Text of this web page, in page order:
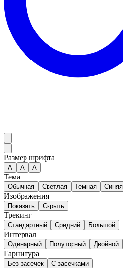
Размер шрифта
А A A
Тема
Обычная Светлая Темная Синяя
Изображения
Показать Скрыть
Трекинг
Стандартный Средний Большой
Интервал
Одинарный Полуторный Двойной
Гарнитура
Без засечек
С засечками